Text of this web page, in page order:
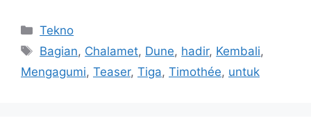
Kategori
Tekno
Tag
Bagian, Chalamet, Dune, hadir, Kembali,
Mengagumi, Teaser, Tiga, Timothée, untuk